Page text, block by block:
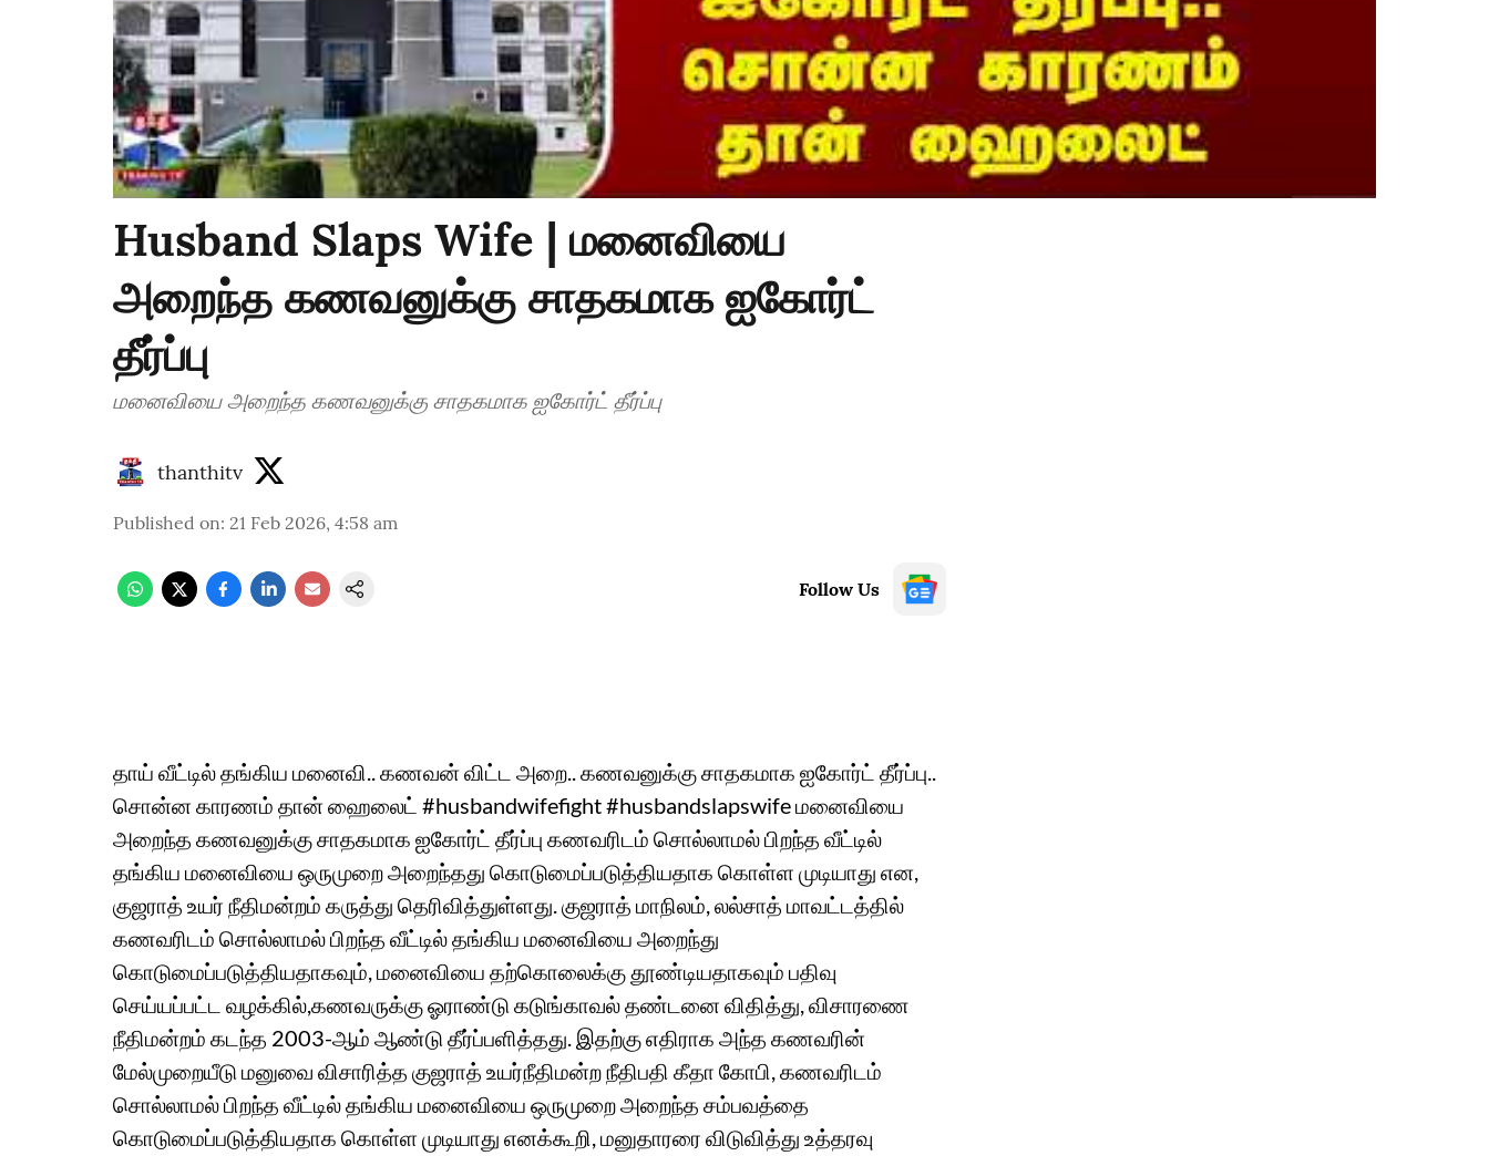
Husband Slaps Wife | மனைவியை
அறைந்த கணவனுக்கு சாதகமாக ஐகோர்ட்
தீர்ப்பு
மனைவியை அறைந்த கணவனுக்கு சாதகமாக ஐகோர்ட் தீர்ப்பு
thanthitv
Published on: 21 Feb 2026, 4:58 am
Follow Us
தாய் வீட்டில் தங்கிய மனைவி.. கணவன் விட்ட அறை.. கணவனுக்கு சாதகமாக ஐகோர்ட் தீர்ப்பு..
சொன்ன காரணம் தான் ஹைலைட் #husbandwifefight #husbandslapswife மனைவியை
அறைந்த கணவனுக்கு சாதகமாக ஐகோர்ட் தீர்ப்பு கணவரிடம் சொல்லாமல் பிறந்த வீட்டில்
தங்கிய மனைவியை ஒருமுறை அறைந்தது கொடுமைப்படுத்தியதாக கொள்ள முடியாது என,
குஜராத் உயர் நீதிமன்றம் கருத்து தெரிவித்துள்ளது. குஜராத் மாநிலம், லல்சாத் மாவட்டத்தில்
கணவரிடம் சொல்லாமல் பிறந்த வீட்டில் தங்கிய மனைவியை அறைந்து
கொடுமைப்படுத்தியதாகவும், மனைவியை தற்கொலைக்கு தூண்டியதாகவும் பதிவு
செய்யப்பட்ட வழக்கில்,கணவருக்கு ஓராண்டு கடுங்காவல் தண்டனை விதித்து, விசாரணை
நீதிமன்றம் கடந்த 2003-ஆம் ஆண்டு தீர்ப்பளித்தது. இதற்கு எதிராக அந்த கணவரின்
மேல்முறையீடு மனுவை விசாரித்த குஜராத் உயர்நீதிமன்ற நீதிபதி கீதா கோபி, கணவரிடம்
சொல்லாமல் பிறந்த வீட்டில் தங்கிய மனைவியை ஒருமுறை அறைந்த சம்பவத்தை
கொடுமைப்படுத்தியதாக கொள்ள முடியாது எனக்கூறி, மனுதாரரை விடுவித்து உத்தரவு